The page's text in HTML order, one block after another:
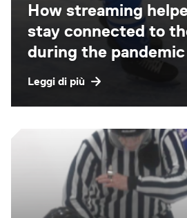
How streaming
stay connected to
during the pandemic
Leggi di più